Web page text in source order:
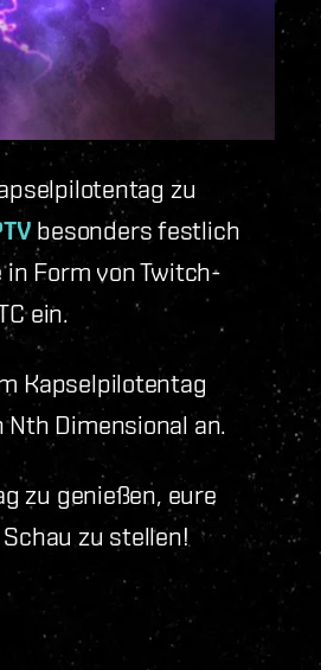
zu
besonders festlich
Form von Twitch-
ein.
Kapselpilotentag
Nth Dimensional an.
zu genießen, eure
zu stellen!